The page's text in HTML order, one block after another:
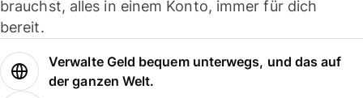
brauchst, alles in einem Konto, immer für dich
bereit.
Verwalte Geld bequem unterwegs, und das auf
der ganzen Welt.